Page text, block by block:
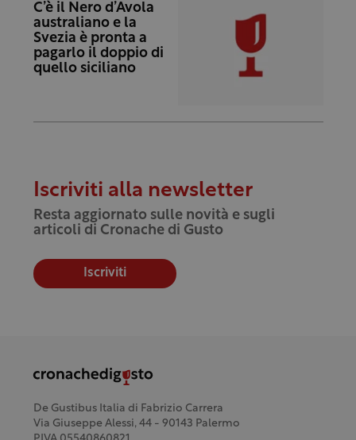
C’è il Nero d’Avola
australiano e la
Svezia è pronta a
pagarlo il doppio di
quello siciliano
Iscriviti alla newsletter
Resta aggiornato sulle novità e sugli
articoli di Cronache di Gusto
Iscriviti
De Gustibus Italia di Fabrizio Carrera
Via Giuseppe Alessi, 44 - 90143 Palermo